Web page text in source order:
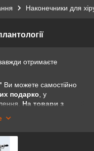
Наконечники для
отримаєте
Ви можете самостійно
подарко , у
На товари з
подарунок" не
dental-club.com.ua .